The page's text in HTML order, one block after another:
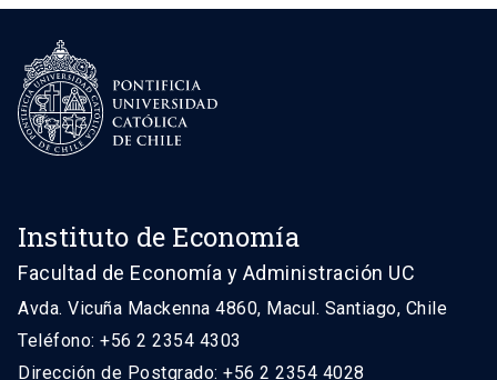
Instituto de Economía
Facultad de Economía y Administración UC
Avda. Vicuña Mackenna 4860, Macul. Santiago, Chile
Teléfono: +56 2 2354 4303
Dirección de Postgrado: +56 2 2354 4028